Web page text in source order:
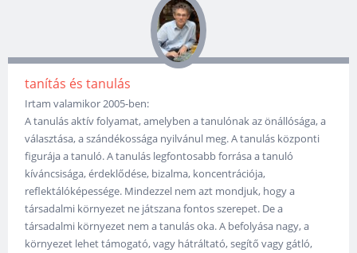
tanítás és tanulás
Irtam valamikor 2005-ben:
A tanulás aktív folyamat, amelyben a tanulónak az önállósága, a
választása, a szándékossága nyilvánul meg. A tanulás központi
figurája a tanuló. A tanulás legfontosabb forrása a tanuló
kíváncsisága, érdeklődése, bizalma, koncentrációja,
reflektálóképessége. Mindezzel nem azt mondjuk, hogy a
társadalmi környezet ne játszana fontos szerepet. De a
társadalmi környezet nem a tanulás oka. A befolyása nagy, a
környezet lehet támogató, vagy hátráltató, segítő vagy gátló,